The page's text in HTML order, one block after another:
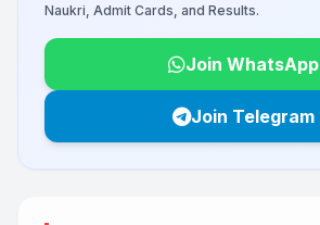
Naukri, Admit Cards, and Results.
Join WhatsApp
Join Telegram